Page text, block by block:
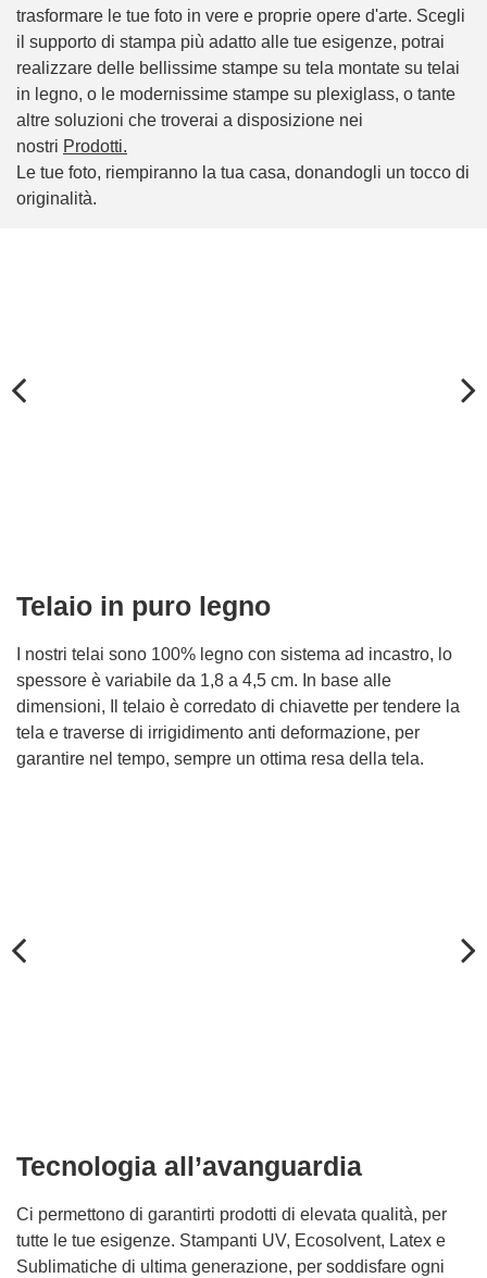
trasformare le tue foto in vere e proprie opere d'arte. Scegli
il supporto di stampa più adatto alle tue esigenze, potrai
realizzare delle bellissime stampe su tela montate su telai
in legno, o le modernissime stampe su plexiglass, o tante
altre soluzioni che troverai a disposizione nei
nostri Prodotti.
Le tue foto, riempiranno la tua casa, donandogli un tocco di
originalità.
Telaio in puro legno
I nostri telai sono 100% legno con sistema ad incastro, lo
spessore è variabile da 1,8 a 4,5 cm. In base alle
dimensioni, Il telaio è corredato di chiavette per tendere la
tela e traverse di irrigidimento anti deformazione, per
garantire nel tempo, sempre un ottima resa della tela.
Tecnologia all’avanguardia
Ci permettono di garantirti prodotti di elevata qualità, per
tutte le tue esigenze. Stampanti UV, Ecosolvent, Latex e
Sublimatiche di ultima generazione, per soddisfare ogni